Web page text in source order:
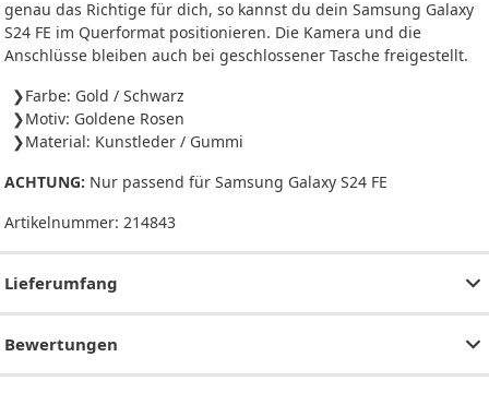
genau das Richtige für dich, so kannst du dein Samsung Galaxy
S24 FE im Querformat positionieren. Die Kamera und die
Anschlüsse bleiben auch bei geschlossener Tasche freigestellt.
Farbe: Gold / Schwarz
Motiv: Goldene Rosen
Material: Kunstleder / Gummi
ACHTUNG: Nur passend für Samsung Galaxy S24 FE
Artikelnummer: 214843
Lieferumfang
Bewertungen